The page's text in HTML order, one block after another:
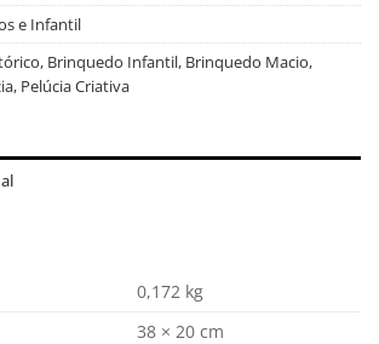
e Infantil
, Brinquedo Infantil, Brinquedo Macio,
, Pelúcia Criativa
0,172 kg
38 × 20 cm